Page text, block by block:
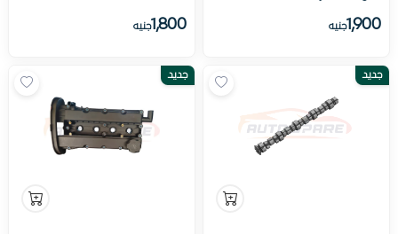
1,900جنيه 1,800جنيه
جديد جديد